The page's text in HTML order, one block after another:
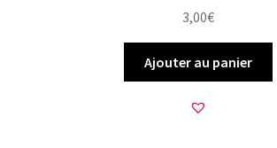
3,00€
Ajouter au panier